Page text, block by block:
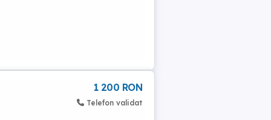
1 200 RON
Telefon validat